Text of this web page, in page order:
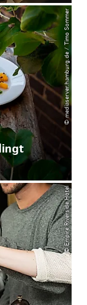
© mediaserver.hamburg.de / Timo Sommer
© Empire Riverside Hotel